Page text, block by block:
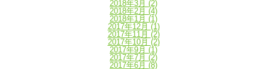
2018年3月 (2)
2018年2月 (4)
2018年1月 (1)
2017年12月 (1)
2017年11月 (2)
2017年10月 (2)
2017年9月 (1)
2017年7月 (2)
2017年6月 (8)